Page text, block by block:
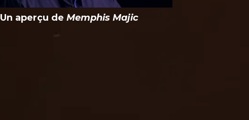
Un aperçu deMemphis Majic